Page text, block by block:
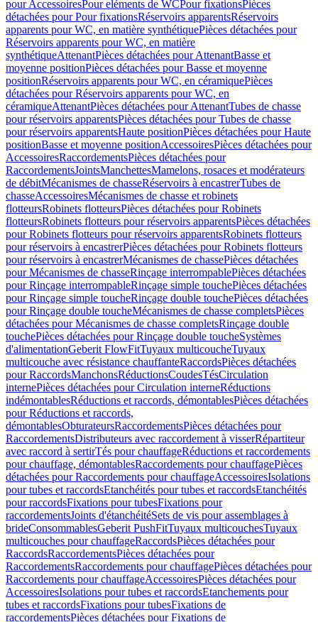
pour AccessoiresPour eléments de WCPour fixationsPièces
détachées pour Pour fixationsRéservoirs apparentsRéservoirs
apparents pour WC, en matière synthétiquePièces détachées pour
Réservoirs apparents pour WC, en matière
synthétiqueAttenantPièces détachées pour AttenantBasse et
moyenne positionPièces détachées pour Basse et moyenne
positionRéservoirs apparents pour WC, en céramiquePièces
détachées pour Réservoirs apparents pour WC, en
céramiqueAttenantPièces détachées pour AttenantTubes de chasse
pour réservoirs apparentsPièces détachées pour Tubes de chasse
pour réservoirs apparentsHaute positionPièces détachées pour Haute
positionBasse et moyenne positionAccessoiresPièces détachées pour
AccessoiresRaccordementsPièces détachées pour
RaccordementsJointsManchettesMamelons, rosaces et modérateurs
de débitMécanismes de chasseRéservoirs à encastrerTubes de
chasseAccessoiresMécanismes de chasse et robinets
flotteursRobinets flotteursPièces détachées pour Robinets
flotteursRobinets flotteurs pour réservoirs apparentsPièces détachées
pour Robinets flotteurs pour réservoirs apparentsRobinets flotteurs
pour réservoirs à encastrerPièces détachées pour Robinets flotteurs
pour réservoirs à encastrerMécanismes de chassePièces détachées
pour Mécanismes de chasseRinçage interrompablePièces détachées
pour Rinçage interrompableRinçage simple touchePièces détachées
pour Rinçage simple toucheRinçage double touchePièces détachées
pour Rinçage double toucheMécanismes de chasse completsPièces
détachées pour Mécanismes de chasse completsRinçage double
touchePièces détachées pour Rinçage double toucheSystèmes
d'alimentationGeberit FlowFitTuyaux multicoucheTuyaux
multicouche avec résistance chauffanteRaccordsPièces détachées
pour RaccordsManchonsRéductionsCoudesTésCirculation
internePièces détachées pour Circulation interneRéductions
indémontablesRéductions et raccords, démontablesPièces détachées
pour Réductions et raccords,
démontablesObturateursRaccordementsPièces détachées pour
RaccordementsDistributeurs avec raccordement à visserRépartiteur
avec raccord à sertirTés pour chauffageRéductions et raccordements
pour chauffage, démontablesRaccordements pour chauffagePièces
détachées pour Raccordements pour chauffageAccessoiresIsolations
pour tubes et raccordsEtanchéités pour tubes et raccordsEtanchéités
pour raccordsFixations pour tubesFixations pour
raccordementsJoints d'étanchéitéSets de vis pour assemblages à
brideConsommablesGeberit PushFitTuyaux multicouchesTuyaux
multicouches pour chauffageRaccordsPièces détachées pour
RaccordsRaccordementsPièces détachées pour
RaccordementsRaccordements pour chauffagePièces détachées pour
Raccordements pour chauffageAccessoiresPièces détachées pour
AccessoiresIsolations pour tubes et raccordsEtanchements pour
tubes et raccordsFixations pour tubesFixations de
raccordementsPièces détachées pour Fixations de